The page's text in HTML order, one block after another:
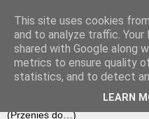
This site uses cookies
and to analyze traffic.
shared with Google along
metrics to ensure quality
statistics, and to detect
LEARN